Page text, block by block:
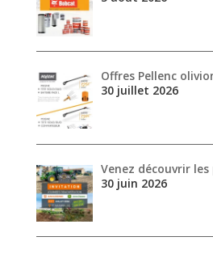
Offres Pellenc
30 juillet 2026
Venez découvrir
30 juin 2026